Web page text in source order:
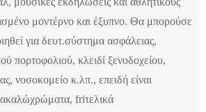
μοντέρνο και έξυπνο. Θα μπορούσε
για δευτ.σύστημα ασφάλειας,
πορτοφολιού, κλειδί ξενοδοχείου,
νοσοκομείο κ.λπ., επειδή είναι
χρώματα, friτελικά